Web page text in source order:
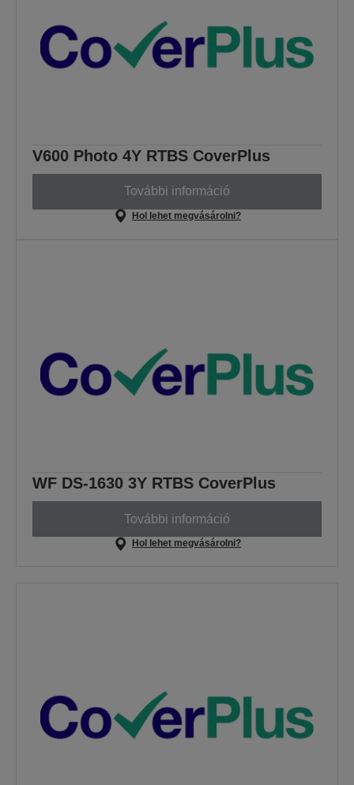
V600 Photo 4Y RTBS CoverPlus
További információ
Hol lehet megvásárolni?
WF DS-1630 3Y RTBS CoverPlus
További információ
Hol lehet megvásárolni?